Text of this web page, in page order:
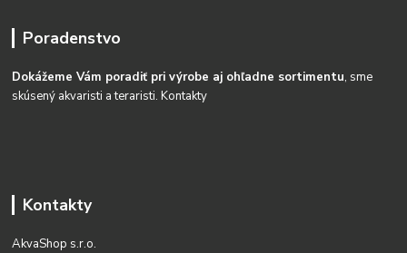
Poradenstvo
Dokážeme Vám poradiť pri výrobe aj ohľadne sortimentu, sme
skúsený akvaristi a teraristi.Kontakty
Kontakty
AkvaShop s.r.o.